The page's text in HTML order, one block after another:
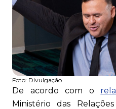
Foto: Divulgação
De acordo com o
Ministério das